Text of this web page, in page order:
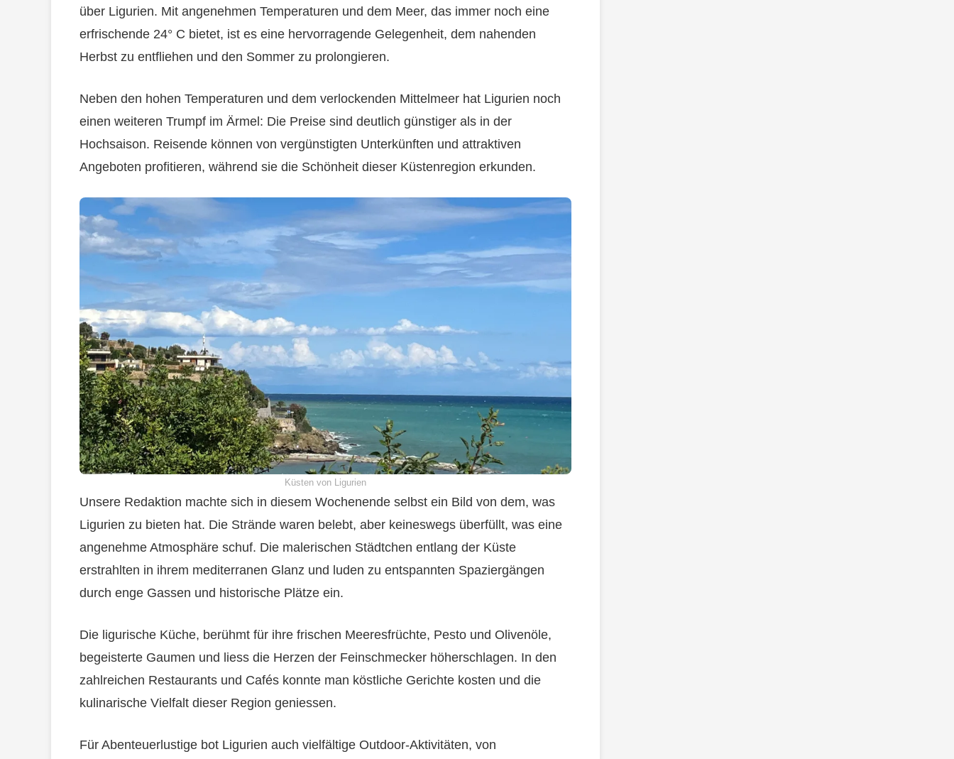
über Ligurien. Mit angenehmen Temperaturen und dem Meer, das immer noch eine
erfrischende 24° C bietet, ist es eine hervorragende Gelegenheit, dem nahenden
Herbst zu entfliehen und den Sommer zu prolongieren.
Neben den hohen Temperaturen und dem verlockenden Mittelmeer hat Ligurien noch
einen weiteren Trumpf im Ärmel: Die Preise sind deutlich günstiger als in der
Hochsaison. Reisende können von vergünstigten Unterkünften und attraktiven
Angeboten profitieren, während sie die Schönheit dieser Küstenregion erkunden.
Küsten von Ligurien
Unsere Redaktion machte sich in diesem Wochenende selbst ein Bild von dem, was
Ligurien zu bieten hat. Die Strände waren belebt, aber keineswegs überfüllt, was eine
angenehme Atmosphäre schuf. Die malerischen Städtchen entlang der Küste
erstrahlten in ihrem mediterranen Glanz und luden zu entspannten Spaziergängen
durch enge Gassen und historische Plätze ein.
Die ligurische Küche, berühmt für ihre frischen Meeresfrüchte, Pesto und Olivenöle,
begeisterte Gaumen und liess die Herzen der Feinschmecker höherschlagen. In den
zahlreichen Restaurants und Cafés konnte man köstliche Gerichte kosten und die
kulinarische Vielfalt dieser Region geniessen.
Für Abenteuerlustige bot Ligurien auch vielfältige Outdoor-Aktivitäten, von